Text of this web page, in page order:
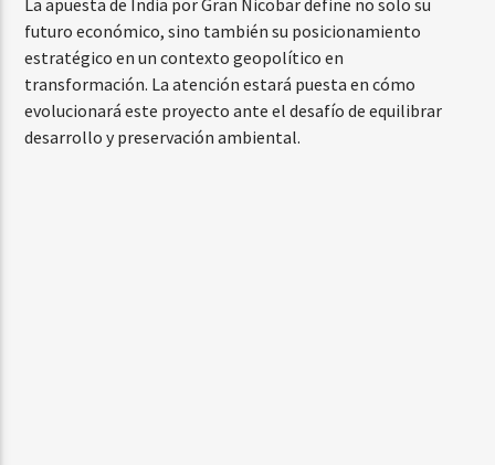
futuro económico, sino también su posicionamiento
estratégico en un contexto geopolítico en
transformación. La atención estará puesta en cómo
evolucionará este proyecto ante el desafío de equilibrar
desarrollo y preservación ambiental.